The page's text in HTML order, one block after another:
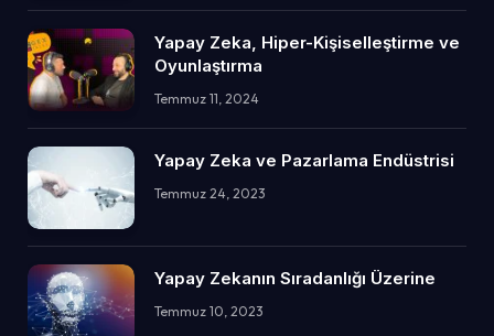
Yapay Zeka, Hiper-Kişiselleştirme ve
Oyunlaştırma
Temmuz 11, 2024
Yapay Zeka ve Pazarlama Endüstrisi
Temmuz 24, 2023
Yapay Zekanın Sıradanlığı Üzerine
Temmuz 10, 2023